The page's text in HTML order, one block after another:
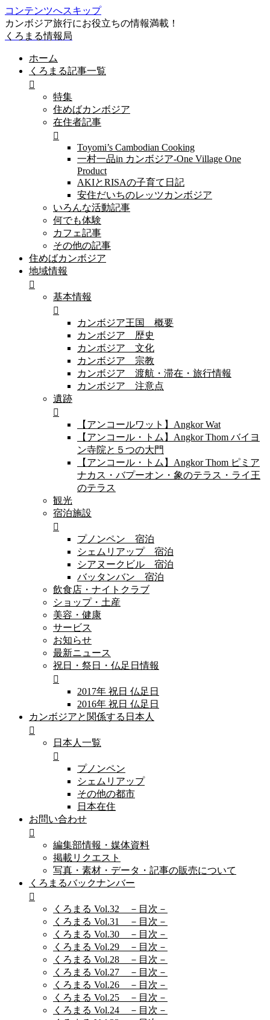
コンテンツへスキップ
カンボジア旅行にお役立ちの情報満載！
くろまる情報局
ホーム
くろまる記事一覧
特集
住めばカンボジア
在住者記事
Toyomi’s Cambodian Cooking
一村一品in カンボジア-One Village One
Product
AKIとRISAの子育て日記
安住だいちのレッツカンボジア
いろんな活動記事
何でも体験
カフェ記事
その他の記事
住めばカンボジア
地域情報
基本情報
カンボジア王国 概要
カンボジア 歴史
カンボジア 文化
カンボジア 宗教
カンボジア 渡航・滞在・旅行情報
カンボジア 注意点
遺跡
【アンコールワット】Angkor Wat
【アンコール・トム】Angkor Thom バイヨ
ン寺院と５つの大門
【アンコール・トム】Angkor Thom ピミア
ナカス・バプーオン・象のテラス・ライ王
のテラス
観光
宿泊施設
プノンペン 宿泊
シェムリアップ 宿泊
シアヌークビル 宿泊
バッタンバン 宿泊
飲食店・ナイトクラブ
ショップ・土産
美容・健康
サービス
お知らせ
最新ニュース
祝日・祭日・仏足日情報
2017年 祝日 仏足日
2016年 祝日 仏足日
カンボジアと関係する日本人
日本人一覧
プノンペン
シェムリアップ
その他の都市
日本在住
お問い合わせ
編集部情報・媒体資料
掲載リクエスト
写真・素材・データ・記事の販売について
くろまるバックナンバー
くろまる Vol.32 －目次－
くろまる Vol.31 －目次－
くろまる Vol.30 －目次－
くろまる Vol.29 －目次－
くろまる Vol.28 －目次－
くろまる Vol.27 －目次－
くろまる Vol.26 －目次－
くろまる Vol.25 －目次－
くろまる Vol.24 －目次－